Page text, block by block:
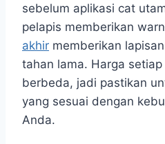
sebelum aplikasi cat
pelapis memberikan
akhir memberikan
tahan lama. Harga
berbeda, jadi pastikan
yang sesuai dengan
Anda.